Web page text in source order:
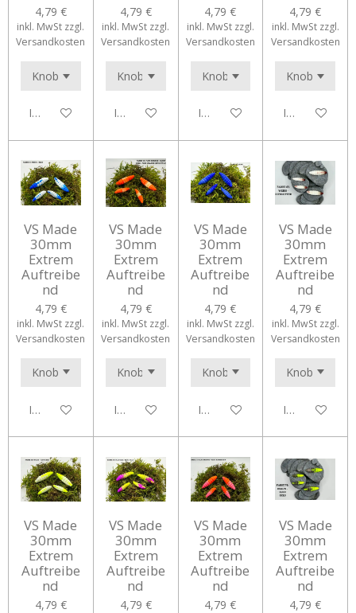
4,79 €
inkl. MwSt zzgl.
Versandkosten
In den Warenkorb
4,79 €
inkl. MwSt zzgl.
Versandkosten
In den Warenkorb
4,79 €
inkl. MwSt zzgl.
Versandkosten
In den Warenkorb
4,79 €
inkl. MwSt zzgl.
Versandkosten
In den
VS Made
30mm
Extrem
Auftreibe
nd
4,79 €
inkl. MwSt zzgl.
Versandkosten
In den Warenkorb
VS Made
30mm
Extrem
Auftreibe
nd
4,79 €
inkl. MwSt zzgl.
Versandkosten
In den Warenkorb
VS Made
30mm
Extrem
Auftreibe
nd
4,79 €
inkl. MwSt zzgl.
Versandkosten
In den Warenkorb
VS Made
30mm
Extrem
Auftreibe
nd
4,79 €
inkl. MwSt zzgl.
Versandkosten
In den
VS Made
30mm
Extrem
Auftreibe
nd
4,79 €
VS Made
30mm
Extrem
Auftreibe
nd
4,79 €
VS Made
30mm
Extrem
Auftreibe
nd
4,79 €
VS Made
30mm
Extrem
Auftreibe
nd
4,79 €